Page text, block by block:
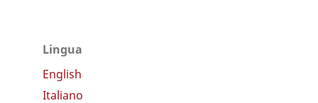
Lingua
English
Italiano